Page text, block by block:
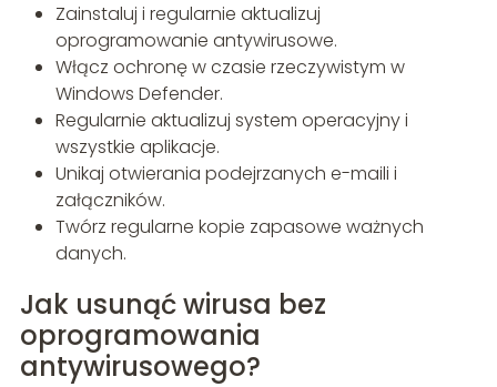
Zainstaluj i regularnie aktualizuj
oprogramowanie antywirusowe.
Włącz ochronę w czasie rzeczywistym w
Windows Defender.
Regularnie aktualizuj system operacyjny i
wszystkie aplikacje.
Unikaj otwierania podejrzanych e-maili i
załączników.
Twórz regularne kopie zapasowe ważnych
danych.
Jak usunąć wirusa bez
oprogramowania
antywirusowego?